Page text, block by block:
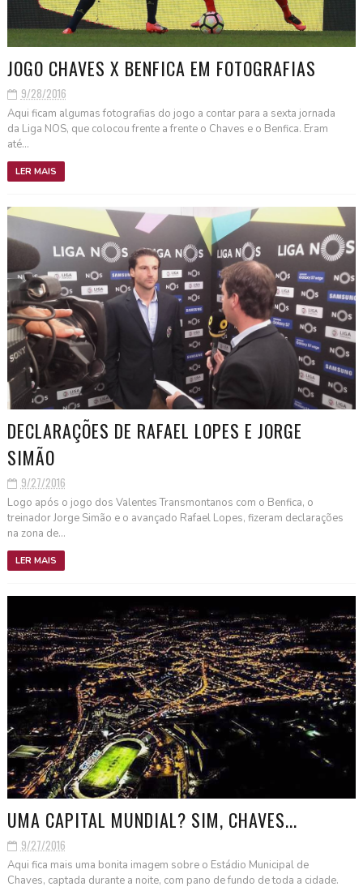
JOGO CHAVES X BENFICA EM FOTOGRAFIAS
9/28/2016
Aqui ficam algumas fotografias do jogo a contar para a sexta jornada
da Liga NOS, que colocou frente a frente o Chaves e o Benfica. Eram
até...
LER MAIS
DECLARAÇÕES DE RAFAEL LOPES E JORGE
SIMÃO
9/27/2016
Logo após o jogo dos Valentes Transmontanos com o Benfica, o
treinador Jorge Simão e o avançado Rafael Lopes, fizeram declarações
na zona de...
LER MAIS
UMA CAPITAL MUNDIAL? SIM, CHAVES...
9/27/2016
Aqui fica mais uma bonita imagem sobre o Estádio Municipal de
Chaves, captada durante a noite, com pano de fundo de toda a cidade.